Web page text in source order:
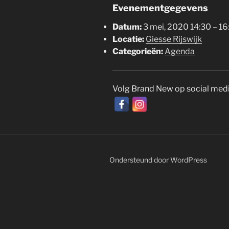
Evenementgegevens
Datum:3 mei, 2020 14:30 –
Locatie: Giesse Rijswijk
Categorieën:Agenda
Volg Brand New op social
Ondersteund door WordPress